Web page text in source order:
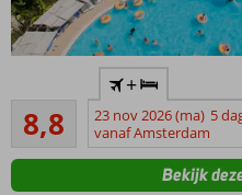
een
topper in
ons
8,8
Aanrader
342
beoordelingen
+
23 nov 2026 (ma) 5
vanaf Amsterdam
Bekijk